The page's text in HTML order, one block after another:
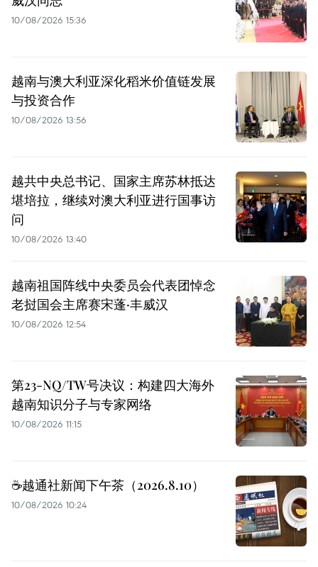
10/08/2026 15:36
越南与澳大利亚深化稻米价值链发展
与投资合作
10/08/2026 13:56
越共中央总书记、国家主席苏林抵达
堪培拉，继续对澳大利亚进行国事访
问
10/08/2026 13:40
越南祖国阵线中央委员会代表团悼念
老挝国会主席赛宋蓬·丰威汉
10/08/2026 12:54
第23-NQ/TW号决议：构建四大海外
越南知识分子与专家网络
10/08/2026 11:15
☕️越通社新闻下午茶（2026.8.10）
10/08/2026 10:24